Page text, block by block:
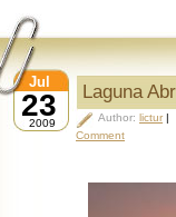
23
Jul
2009
Laguna
Author: lictur |
Comment